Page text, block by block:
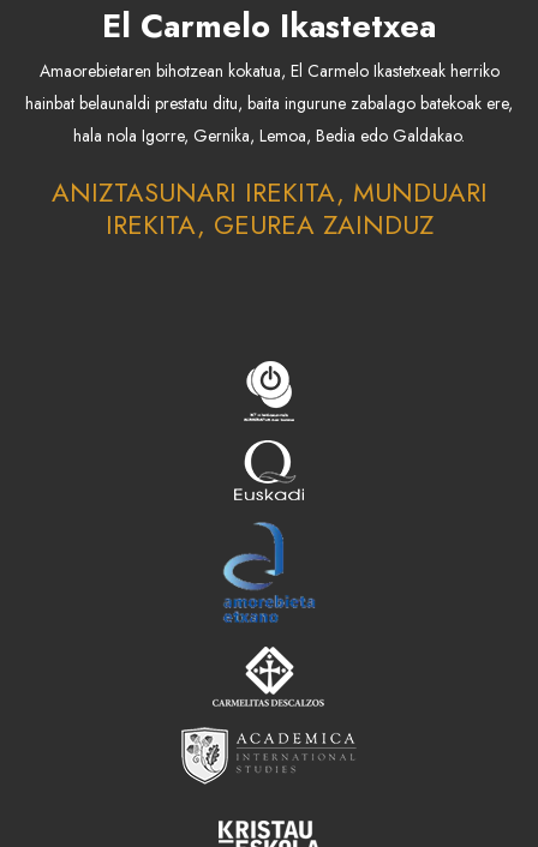
El Carmelo Ikastetxea
Amaorebietaren bihotzean kokatua, El Carmelo Ikastetxeak herriko
hainbat belaunaldi prestatu ditu, baita ingurune zabalago batekoak ere,
hala nola Igorre, Gernika, Lemoa, Bedia edo Galdakao.
ANIZTASUNARI IREKITA, MUNDUARI
IREKITA, GEUREA ZAINDUZ